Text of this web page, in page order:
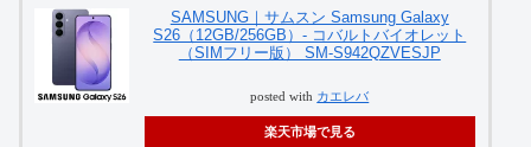
SAMSUNG｜サムスン Samsung Galaxy
S26（12GB/256GB）- コバルトバイオレット
（SIMフリー版） SM-S942QZVESJP
posted with カエレバ
楽天市場で見る